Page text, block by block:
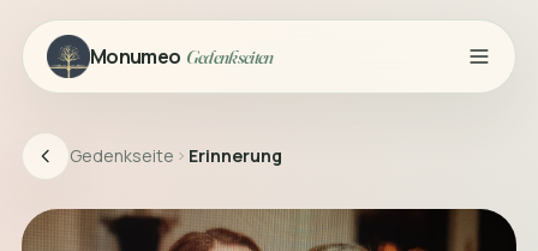
Monumeo Gedenkseiten
Gedenkseite Erinnerung